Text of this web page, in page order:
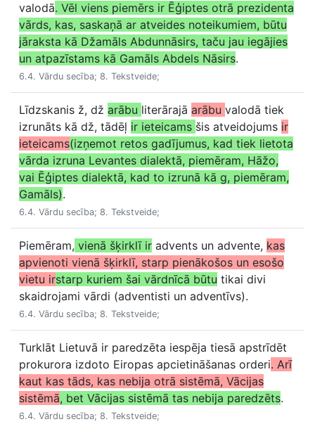
valodā. Vēl viens piemērs ir Ēģiptes otrā prezidenta
vārds, kas, saskaņā ar atveides noteikumiem, būtu
jāraksta kā Džamāls Abdunnāsirs, taču jau iegājies
un atpazīstams kā Gamāls Abdels Nāsirs.
6.4. Vārdu secība; 8. Tekstveide;
Līdzskanis ž, dž arābu literārajā arābu valodā tiek
izrunāts kā dž, tādēļ ir ieteicams šis atveidojums ir
ieteicams(izņemot retos gadījumus, kad tiek lietota
vārda izruna Levantes dialektā, piemēram, Hāžo,
vai Ēģiptes dialektā, kad to izrunā kā g, piemēram,
Gamāls).
6.4. Vārdu secība; 8. Tekstveide;
Piemēram, vienā šķirklī ir advents un advente, kas
apvienoti vienā šķirklī, starp pienākošos un esošo
vietu irstarp kuriem šai vārdnīcā būtu tikai divi
skaidrojami vārdi (adventisti un adventīvs).
6.4. Vārdu secība; 8. Tekstveide;
Turklāt Lietuvā ir paredzēta iespēja tiesā apstrīdēt
prokurora izdoto Eiropas apcietināšanas orderi. Arī
kaut kas tāds, kas nebija otrā sistēmā, Vācijas
sistēmā, bet Vācijas sistēmā tas nebija paredzēts.
6.4. Vārdu secība; 8. Tekstveide;